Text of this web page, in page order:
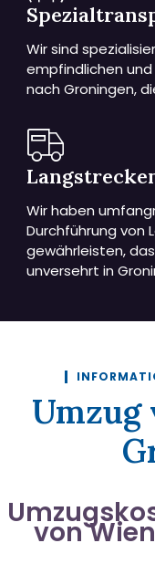
Wir sind
empfindlichen
nach Groningen,
Wir haben
Durchführung von
gewährleisten,
unversehrt in
Umzug
von